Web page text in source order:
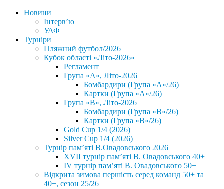
Новини
Інтерв’ю
УАФ
Турніри
Пляжний футбол/2026
Кубок області «Літо-2026»
Регламент
Група «А», Літо-2026
Бомбардири (Група «А»/26)
Картки (Група «А»/26)
Група «В», Літо-2026
Бомбардири (Група «В»/26)
Картки (Група «В»/26)
Gold Cup 1/4 (2026)
Silver Cup 1/4 (2026)
Турнір пам’яті В.Овадовського 2026
XVII турнір пам’яті В. Овадовського 40+
IV турнір пам’яті В. Овадовського 50+
Відкрита зимова першість серед команд 50+ та
40+, сезон 25/26